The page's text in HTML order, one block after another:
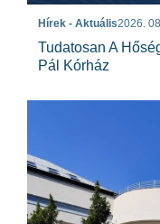
Hírek - Aktuális2026.
Tudatosan A
Pál Kórház